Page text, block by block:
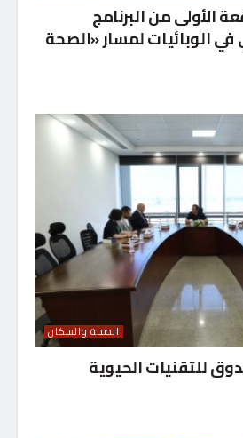
الأولى من البرنامج
في الوبائيات لمسار «الصحة
الصحة والسكان
للتقنيات الحيوية